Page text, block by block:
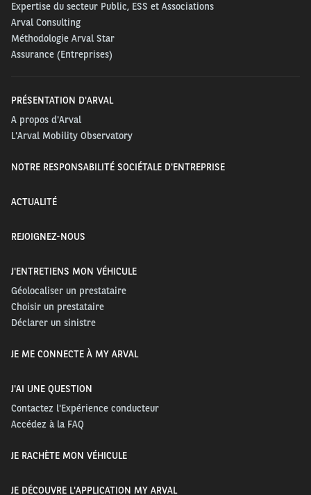
Expertise du secteur Public, ESS et Associations
Arval Consulting
Méthodologie Arval Star
Assurance (Entreprises)
PRÉSENTATION D'ARVAL
A propos d'Arval
L'Arval Mobility Observatory
NOTRE RESPONSABILITÉ SOCIÉTALE D'ENTREPRISE
ACTUALITÉ
REJOIGNEZ-NOUS
J'ENTRETIENS MON VÉHICULE
Géolocaliser un prestataire
Choisir un prestataire
Déclarer un sinistre
JE ME CONNECTE À MY ARVAL
J'AI UNE QUESTION
Contactez l'Expérience conducteur
Accédez à la FAQ
JE RACHÈTE MON VÉHICULE
JE DÉCOUVRE L'APPLICATION MY ARVAL